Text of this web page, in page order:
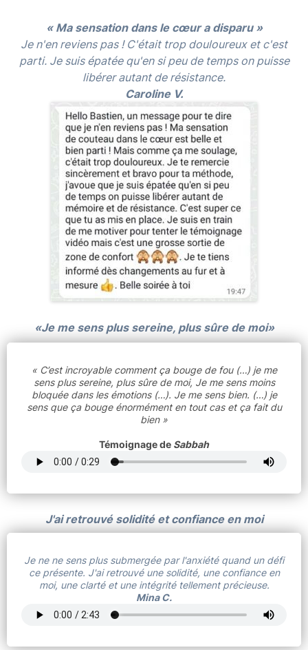
« Ma sensation dans le cœur a disparu »
Je n'en reviens pas ! C'était trop douloureux et c'est
parti. Je suis épatée qu'en si peu de temps on puisse
libérer autant de résistance.
Caroline V.
«Je me sens plus sereine, plus sûre de moi»
« C’est incroyable comment ça bouge de fou (…) je me
sens plus sereine, plus sûre de moi, Je me sens moins
bloquée dans les émotions (…). Je me sens bien. (…) je
sens que ça bouge énormément en tout cas et ça fait du
bien »
Témoignage de Sabbah
J'ai retrouvé solidité et confiance en moi
Je ne ne sens plus submergée par l'anxiété quand un défi
ce présente. J'ai retrouvé une solidité, une confiance en
moi, une clarté et une intégrité tellement précieuse.
Mina C.